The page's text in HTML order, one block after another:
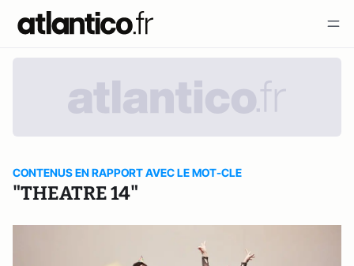
CONTENUS EN RAPPORT AVEC LE MOT-CLE
"THEATRE 14"